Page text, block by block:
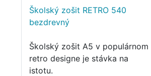
Školský zošit RETRO 540
bezdrevný
Školský zošit A5 v populárnom
retro designe je stávka na
istotu.